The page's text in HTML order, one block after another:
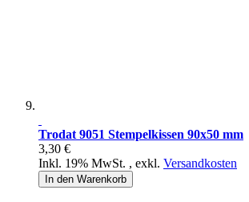
Trodat 9051 Stempelkissen 90x50 mm
3,30 €
Inkl. 19% MwSt. , exkl. Versandkosten
In den Warenkorb